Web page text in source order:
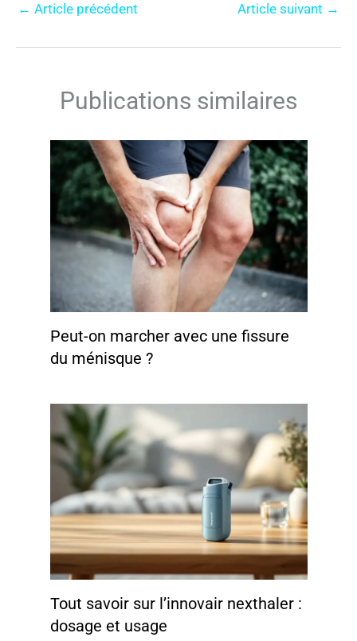
← Article précédent Article suivant →
Publications similaires
Peut-on marcher avec une fissure
du ménisque ?
Tout savoir sur l’innovair nexthaler :
dosage et usage